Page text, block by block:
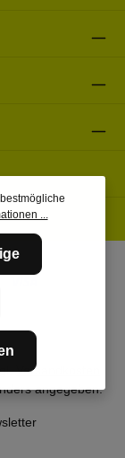
Versandkosten
angegeben.
...